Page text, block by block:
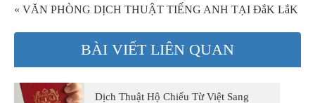
« VĂN PHÒNG DỊCH THUẬT TIẾNG ANH TẠI ĐắK LắK
BÀI VIẾT LIÊN QUAN
Dịch Thuật Hộ Chiếu Từ Việt Sang